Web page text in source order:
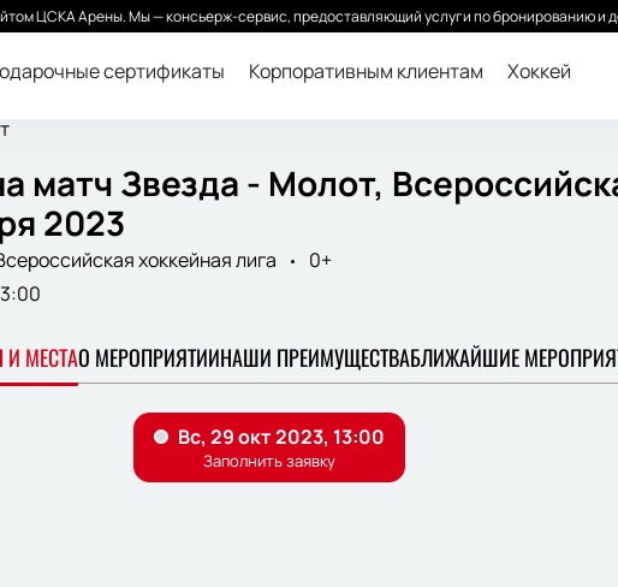
ЦСКА Арены. Мы — консьерж-сервис, предоставляющий услуги по бронированию и
сертификаты Корпоративным клиентам Хоккей
матч Звезда - Молот,
2023
хоккейная лига
0+
МЕСТАО МЕРОПРИЯТИИНАШИ ПРЕИМУЩЕСТВАБЛИЖАЙШИЕ